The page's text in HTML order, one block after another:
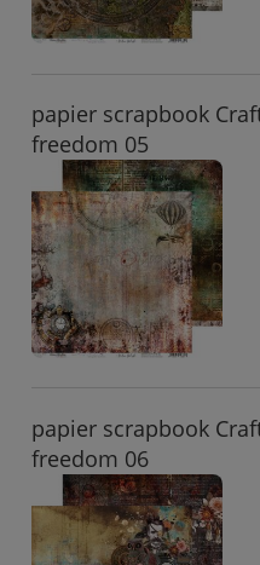
papier scrapbook
freedom 05
papier scrapbook
freedom 06